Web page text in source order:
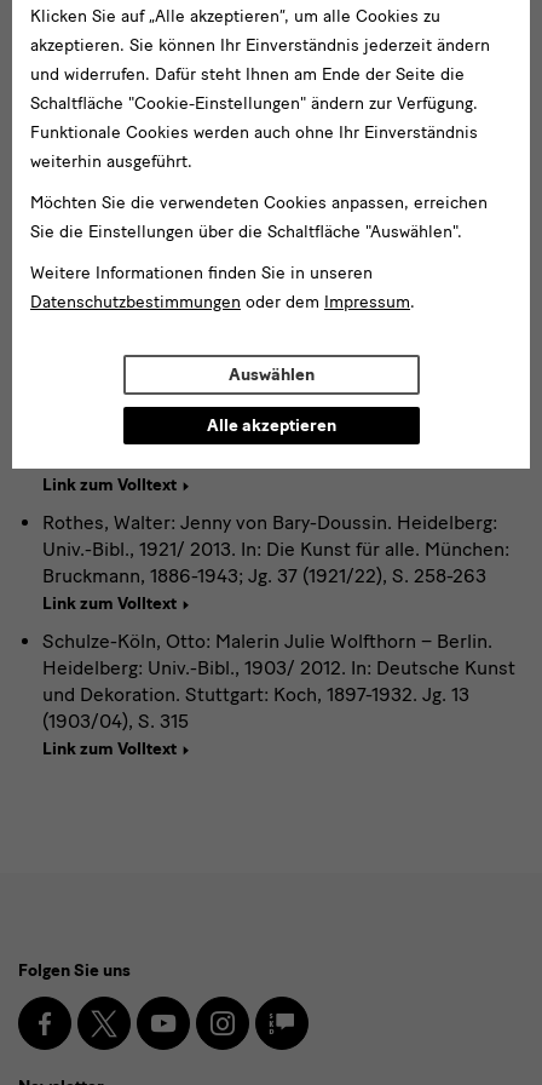
Frauberger, Tina: Über moderne Frauen-Handarbeit.
Heidelberg: Univ.-Bibl., 1903/ 2011. In: Mitteilungen des
Württembergischen Kunstgewerbevereins. Stuttgart:
Verein, 1902-1909; Jg. 1903/04, S. 119-134
Link zum Volltext
Die Jahresmappe der Gesellschaft für Vervielfältigende
Vogeler, Hans von Volkmann, Hans Thoma als
"Griffelkünstler", eine Original-Radirung von W. Unger.
Künste/ Gesellschaft für Vervielfältigende Kunst.
Baden, Wien, 1879-1944; Jg. 21 (1898), S. 103-126
Moderne Kunst-Stickerei-Arbeiten. Ein Mahnwort an
unsere kunstübenden Frauen. Heidelberg: Univ.-Bibl.,
2012. In: Deutsche Kunst und Dekoration. Stuttgart:
Link zum Volltext
Rothes, Walter: Jenny von Bary-Doussin. Heidelberg:
Univ.-Bibl., 1921/ 2013. In: Die Kunst für alle. München:
Bruckmann, 1886-1943; Jg. 37 (1921/22), S. 258-263
Link zum Volltext
Schulze-Köln, Otto: Malerin Julie Wolfthorn – Berlin.
Heidelberg: Univ.-Bibl., 1903/ 2012. In: Deutsche Kunst
und Dekoration. Stuttgart: Koch, 1897-1932. Jg. 13
(1903/04), S. 315
Link zum Volltext
Klicken Sie auf „Alle akzeptieren“, um alle Cookies zu
akzeptieren. Sie können Ihr Einverständnis jederzeit ändern
und widerrufen. Dafür steht Ihnen am Ende der Seite die
Schaltfläche "Cookie-Einstellungen" ändern zur Verfügung.
Funktionale Cookies werden auch ohne Ihr Einverständnis
weiterhin ausgeführt.
Möchten Sie die verwendeten Cookies anpassen, erreichen
Sie die Einstellungen über die Schaltfläche "Auswählen".
Weitere Informationen finden Sie in unseren
Datenschutzbestimmungen oder dem Impressum.
Auswählen
Alle akzeptieren
Media
und
Newsletter
Folgen Sie uns
Facebook
X YoutubeInstagramSKD
Blog